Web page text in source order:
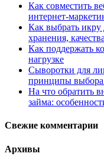
Как совместить
интернет-
Как выбрать икру
хранения,
Как поддержать
нагрузке
Сыворотки для
принципы выбора
На что обратить
займа:
Свежие комментарии
Архивы